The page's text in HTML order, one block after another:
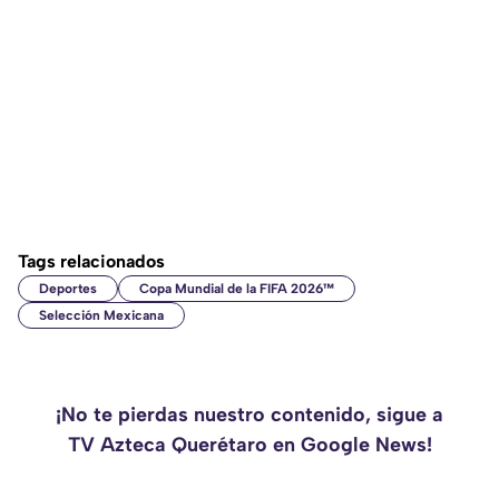
Tags relacionados
Deportes
Copa Mundial de la FIFA 2026™
Selección Mexicana
¡No te pierdas nuestro contenido, sigue a
TV Azteca Querétaro en Google News!